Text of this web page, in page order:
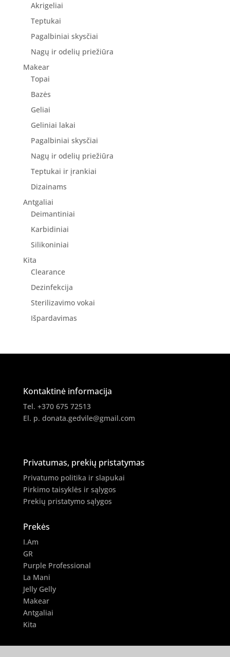
Akrigeliai
Teptukai
Pagalbiniai skysčiai
Nagų ir odelių priežiūra
Makear
Topai
Bazės
Geliai
Geliniai lakai
Pagalbiniai skysčiai
Nagų ir odelių priežiūra
Teptukai ir įrankiai
Dizainams
Antgaliai
Deimantiniai
Karbidiniai
Silikoniniai
Kita
Clearance
Dezinfekcija
Sterilizavimo vokai
Išpardavimas
Kontaktinė informacija
Tel. +370 675 72513
El. p. donata.gedvile@gmail.com
Privatumas, prekių pristatymas
Privatumo politika ir slapukai
Pirkimo taisyklės ir sąlygos
Prekių pristatymo sąlygos
Prekės
I.Am
GR
Purple Professional
La Mani
Jelly Gelly
Makear
Antgaliai
Kita